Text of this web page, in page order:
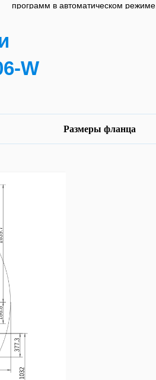
программ в автоматическом режиме.
W
Размеры фланца